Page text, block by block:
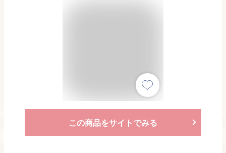
この商品をサイトでみる